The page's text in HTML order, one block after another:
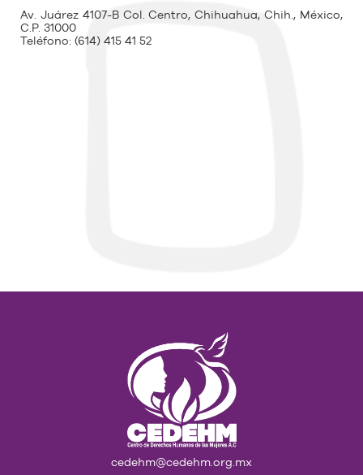
Av. Juárez 4107-B Col. Centro, Chihuahua, Chih., México,
C.P. 31000
Teléfono: (614) 415 41 52
cedehm@cedehm.org.mx